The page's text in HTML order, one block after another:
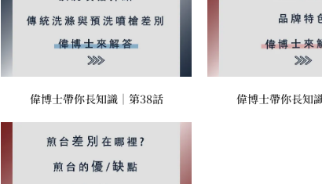
偉博士帶你長知識｜第38話 偉博士帶你長知